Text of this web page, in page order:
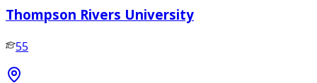
Thompson Rivers University
55